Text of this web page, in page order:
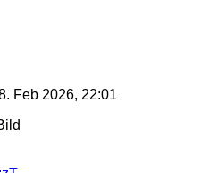
Feb 2026, 22:01